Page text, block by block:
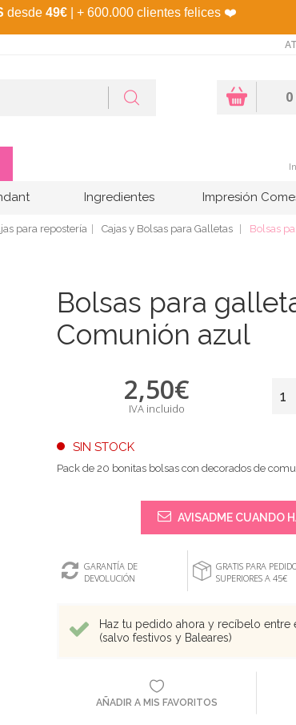
desde 49€ | + 600.000 clientes felices ❤️
0
Ingredientes Impresión
para repostería Cajas y Bolsas para Galletas Bolsas
Bolsas para
Comunión azul
2,50€
IVA incluido
SIN STOCK
Pack de 20 bonitas bolsas con decorados de
AVISADME CUANDO
GARANTÍA DE
DEVOLUCIÓN
GRATIS PARA
SUPERIORES A 45€
Haz tu pedido ahora y recíbelo entre
(salvo festivos y Baleares)
AÑADIR A MIS FAVORITOS